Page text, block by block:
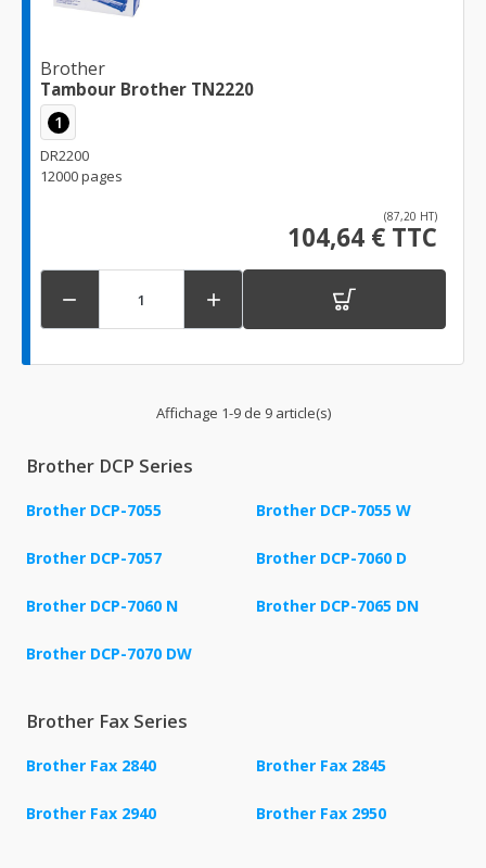
Brother
Tambour Brother TN2220
1
DR2200
12000 pages
(87,20 HT)
104,64 € TTC
 
Affichage 1-9 de 9 article(s)
Brother DCP Series
Brother DCP-7055 Brother DCP-7055 W
Brother DCP-7057 Brother DCP-7060 D
Brother DCP-7060 N Brother DCP-7065 DN
Brother DCP-7070 DW
Brother Fax Series
Brother Fax 2840 Brother Fax 2845
Brother Fax 2940 Brother Fax 2950